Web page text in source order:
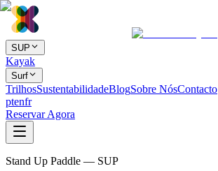
SUP
Kayak
Surf
TrilhosSustentabilidadeBlogSobre NósContacto
ptenfr
Reservar Agora
Stand Up Paddle — SUP